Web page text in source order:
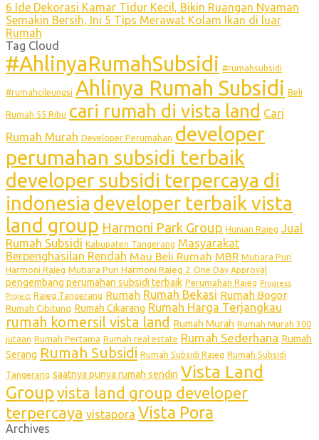
6 Ide Dekorasi Kamar Tidur Kecil, Bikin Ruangan Nyaman
Semakin Bersih, Ini 5 Tips Merawat Kolam Ikan di luar
Rumah
Tag Cloud
#AhlinyaRumahSubsidi #rumahsubsidi
#rumahcileungsi Ahlinya Rumah Subsidi Beli
Rumah 55 Ribu cari rumah di vista land Cari
Rumah Murah Developer Perumahan developer
perumahan subsidi terbaik
developer subsidi terpercaya di
indonesia developer terbaik vista
land group Harmoni Park Group Hunian Rajeg Jual
Rumah Subsidi Kabupaten Tangerang Masyarakat
Berpenghasilan Rendah Mau Beli Rumah MBR Mutiara Puri
Harmoni Rajeg Mutiara Puri Harmoni Rajeg 2 One Day Approval
pengembang perumahan subsidi terbaik Perumahan Rajeg Progress
Project Rajeg Tangerang Rumah Rumah Bekasi Rumah Bogor
Rumah Cibitung Rumah Cikarang Rumah Harga Terjangkau
rumah komersil vista land Rumah Murah Rumah Murah 300
jutaan Rumah Pertama Rumah real estate Rumah Sederhana Rumah
Serang Rumah Subsidi Rumah Subsidi Rajeg Rumah Subsidi
Tangerang saatnya punya rumah sendiri Vista Land
Group vista land group developer
terpercaya vistapora Vista Pora
Archives